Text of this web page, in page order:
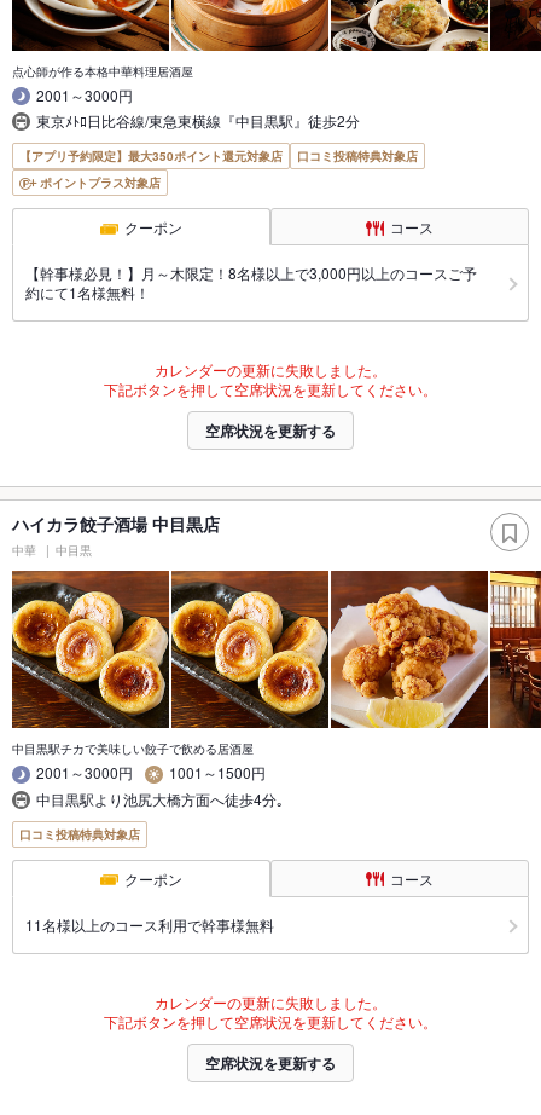
点心師が作る本格中華料理居酒屋
2001～3000円
東京ﾒﾄﾛ日比谷線/東急東横線『中目黒駅』徒歩2分
【アプリ予約限定】最大350ポイント還元対象店
口コミ投稿特典対象店
ポイントプラス対象店
クーポン コース
【幹事様必見！】月～木限定！8名様以上で3,000円以上のコースご予
約にて1名様無料！
カレンダーの更新に失敗しました。
下記ボタンを押して空席状況を更新してください。
空席状況を更新する
ハイカラ餃子酒場 中目黒店
中華 中目黒
中目黒駅チカで美味しい餃子で飲める居酒屋
2001～3000円
1001～1500円
中目黒駅より池尻大橋方面へ徒歩4分｡
口コミ投稿特典対象店
クーポン コース
11名様以上のコース利用で幹事様無料
カレンダーの更新に失敗しました。
下記ボタンを押して空席状況を更新してください。
空席状況を更新する